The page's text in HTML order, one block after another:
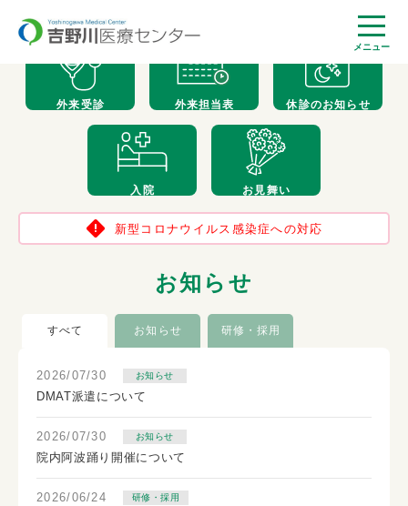
メニュー
外来受診 外来担当表 休診のお知らせ
入院 お見舞い
新型コロナウイルス感染症への対応
お知らせ
すべて お知らせ 研修・採用
2026/07/30 お知らせ
DMAT派遣について
2026/07/30 お知らせ
院内阿波踊り開催について
2026/06/24 研修・採用